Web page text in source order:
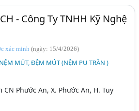
- Công Ty TNHH Kỹ Nghệ
xác minh(ngày: 15/4/2026)
NỆM MÚT, ĐỆM MÚT (NỆM PU TRẦN )
CN Phước An, X. Phước An, H. Tuy